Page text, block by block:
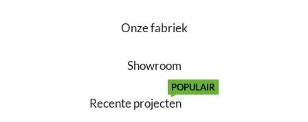
Onze fabriek
Showroom
Recente projecten
POPULAIR